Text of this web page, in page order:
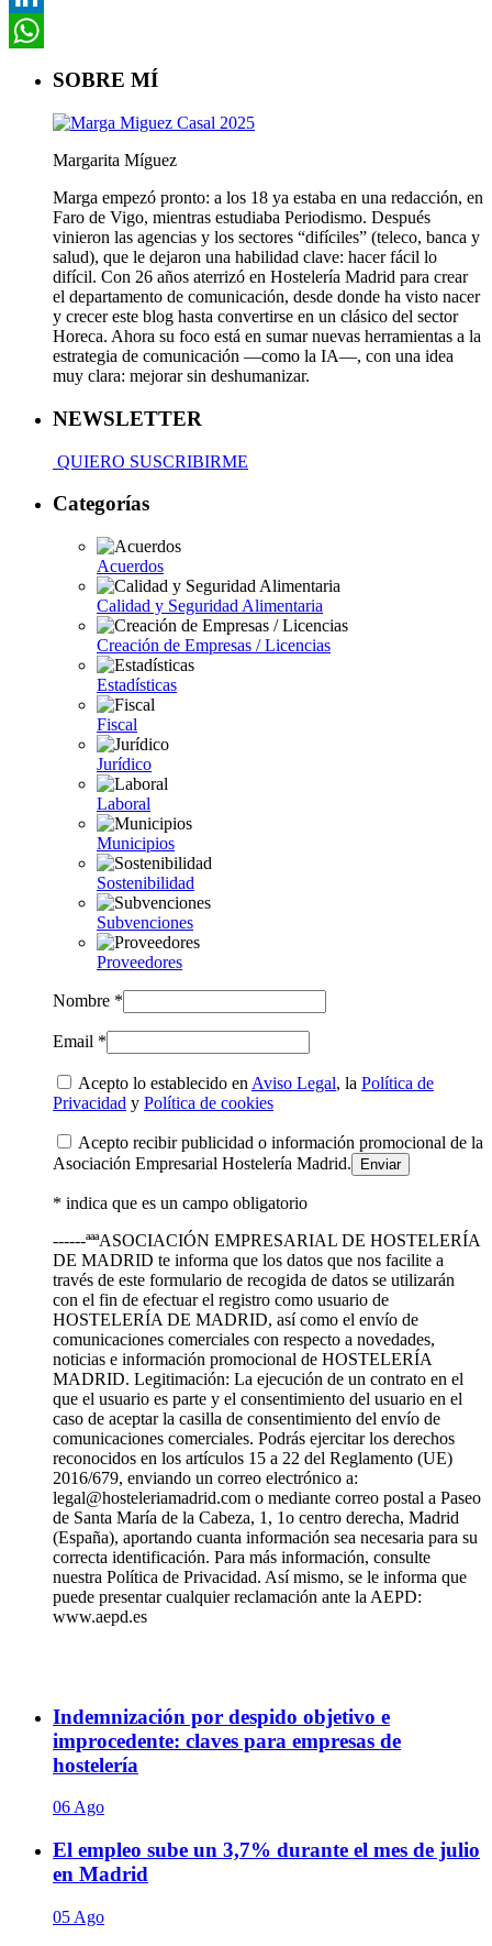
LinkedIn
SOBRE MÍ
Margarita Míguez
Marga empezó pronto: a los 18 ya estaba en una redacción, en
Faro de Vigo, mientras estudiaba Periodismo. Después
vinieron las agencias y los sectores “difíciles” (teleco, banca y
salud), que le dejaron una habilidad clave: hacer fácil lo
difícil. Con 26 años aterrizó en Hostelería Madrid para crear
el departamento de comunicación, desde donde ha visto nacer
y crecer este blog hasta convertirse en un clásico del sector
Horeca. Ahora su foco está en sumar nuevas herramientas a la
estrategia de comunicación —como la IA—, con una idea
muy clara: mejorar sin deshumanizar.
NEWSLETTER
QUIERO SUSCRIBIRME
Categorías
Acuerdos
Calidad y Seguridad Alimentaria
Creación de Empresas / Licencias
Estadísticas
Fiscal
Jurídico
Laboral
Municipios
Sostenibilidad
Subvenciones
Proveedores
Nombre *
Email *
Acepto lo establecido en Aviso Legal, la Política de
Privacidad y Política de cookies
Acepto recibir publicidad o información promocional de la
Asociación Empresarial Hostelería Madrid.
* indica que es un campo obligatorio
------ªªªASOCIACIÓN EMPRESARIAL DE HOSTELERÍA
DE MADRID te informa que los datos que nos facilite a
través de este formulario de recogida de datos se utilizarán
con el fin de efectuar el registro como usuario de
HOSTELERÍA DE MADRID, así como el envío de
comunicaciones comerciales con respecto a novedades,
noticias e información promocional de HOSTELERÍA
MADRID. Legitimación: La ejecución de un contrato en el
que el usuario es parte y el consentimiento del usuario en el
caso de aceptar la casilla de consentimiento del envío de
comunicaciones comerciales. Podrás ejercitar los derechos
reconocidos en los artículos 15 a 22 del Reglamento (UE)
2016/679, enviando un correo electrónico a:
legal@hosteleriamadrid.com o mediante correo postal a Paseo
de Santa María de la Cabeza, 1, 1o centro derecha, Madrid
(España), aportando cuanta información sea necesaria para su
correcta identificación. Para más información, consulte
nuestra Política de Privacidad. Así mismo, se le informa que
puede presentar cualquier reclamación ante la AEPD:
www.aepd.es
Indemnización por despido objetivo e
improcedente: claves para empresas de
hostelería
06 Ago
El empleo sube un 3,7% durante el mes de julio
en Madrid
05 Ago